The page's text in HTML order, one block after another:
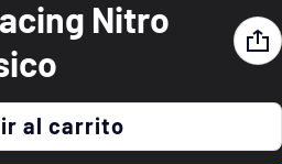
Nitro
al carrito